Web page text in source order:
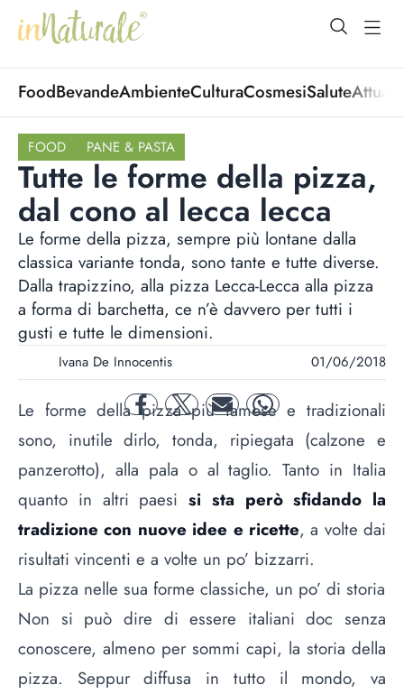
open
FoodBevandeAmbienteCulturaCosmesiSalute
FOOD PANE & PASTA
Tutte le forme della pizza,
dal cono al lecca lecca
Le forme della pizza, sempre più lontane dalla
classica variante tonda, sono tante e tutte diverse.
Dalla trapizzino, alla pizza Lecca-Lecca alla pizza
a forma di barchetta, ce n’è davvero per tutti i
gusti e tutte le dimensioni.
Ivana De Innocentis 01/06/2018
facebooktwitter mail whatsapp
Le forme della pizza più famose e tradizionali
sono, inutile dirlo, tonda, ripiegata (calzone e
panzerotto), alla pala o al taglio. Tanto in Italia
quanto in altri paesi si sta però sfidando la
tradizione con nuove idee e ricette, a volte dai
risultati vincenti e a volte un po’ bizzarri.
La pizza nelle sua forme classiche, un po’ di storia
Non si può dire di essere italiani doc senza
conoscere, almeno per sommi capi, la storia della
pizza. Seppur diffusa in tutto il mondo, va